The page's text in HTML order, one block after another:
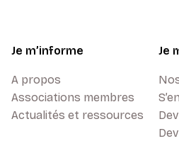
Je m’informe
A propos
Associations membres
Actualités et ressources
Je